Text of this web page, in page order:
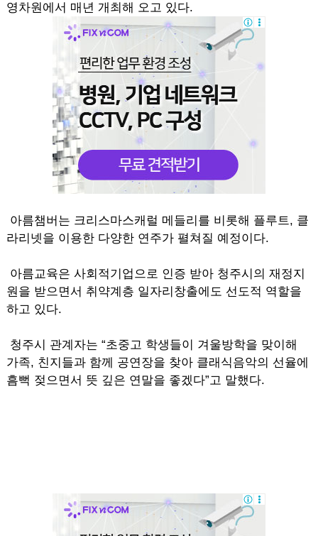
영차원에서 매년 개최해 오고 있다.
아름챔버는 크리스마스캐럴 메들리를 비롯해 플루트, 클
라리넷을 이용한 다양한 연주가 펼쳐질 예정이다.
아름교육은 사회적기업으로 인증 받아 청주시의 재정지
원을 받으면서 취약계층 일자리창출에도 선도적 역할을
하고 있다.
청주시 관계자는 “초중고 학생들이 겨울방학을 맞이해
가족, 친지들과 함께 공연장을 찾아 클래식음악의 선율에
흠뻑 젖으면서 뜻 깊은 연말을 좋겠다”고 말했다.